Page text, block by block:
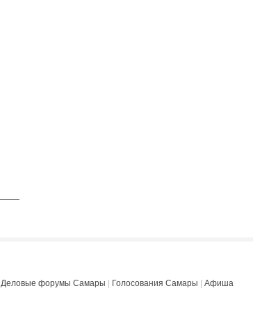
Деловые форумы Самары Голосования Самары
Афиша